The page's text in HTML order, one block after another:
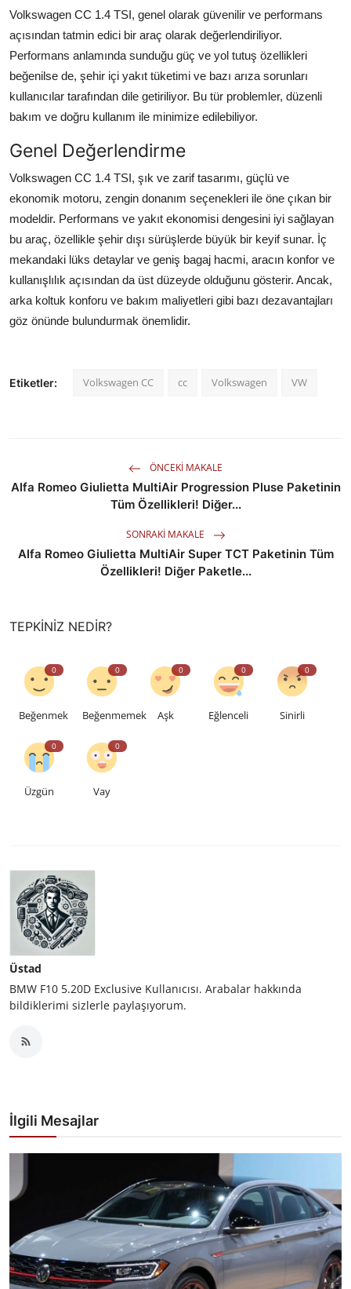
Volkswagen CC 1.4 TSI, genel olarak güvenilir ve performans
açısından tatmin edici bir araç olarak değerlendiriliyor.
Performans anlamında sunduğu güç ve yol tutuş özellikleri
beğenilse de, şehir içi yakıt tüketimi ve bazı arıza sorunları
kullanıcılar tarafından dile getiriliyor. Bu tür problemler, düzenli
bakım ve doğru kullanım ile minimize edilebiliyor.
Genel Değerlendirme
Volkswagen CC 1.4 TSI, şık ve zarif tasarımı, güçlü ve
ekonomik motoru, zengin donanım seçenekleri ile öne çıkan bir
modeldir. Performans ve yakıt ekonomisi dengesini iyi sağlayan
bu araç, özellikle şehir dışı sürüşlerde büyük bir keyif sunar. İç
mekandaki lüks detaylar ve geniş bagaj hacmi, aracın konfor ve
kullanışlılık açısından da üst düzeyde olduğunu gösterir. Ancak,
arka koltuk konforu ve bakım maliyetleri gibi bazı dezavantajları
göz önünde bulundurmak önemlidir.
Etiketler: Volkswagen CC cc Volkswagen VW
ÖNCEKI MAKALE
Alfa Romeo Giulietta MultiAir Progression Pluse Paketinin
Tüm Özellikleri! Diğer...
SONRAKI MAKALE
Alfa Romeo Giulietta MultiAir Super TCT Paketinin Tüm
Özellikleri! Diğer Paketle...
TEPKINIZ NEDIR?
0
Beğenmek
0
Beğenmemek
0
Aşk
0
Eğlenceli
0
Sinirli
0
Üzgün
0
Vay
Üstad
BMW F10 5.20D Exclusive Kullanıcısı. Arabalar hakkında
bildiklerimi sizlerle paylaşıyorum.
İlgili Mesajlar